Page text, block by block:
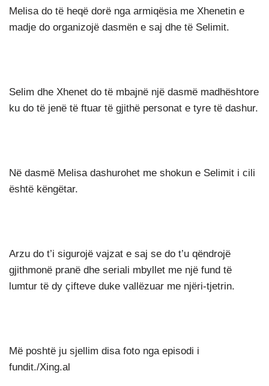
Melisa do të heqë dorë nga armiqësia me Xhenetin e
madje do organizojë dasmën e saj dhe të Selimit.
Selim dhe Xhenet do të mbajnë një dasmë madhështore
ku do të jenë të ftuar të gjithë personat e tyre të dashur.
Në dasmë Melisa dashurohet me shokun e Selimit i cili
është këngëtar.
Arzu do t’i sigurojë vajzat e saj se do t’u qëndrojë
gjithmonë pranë dhe seriali mbyllet me një fund të
lumtur të dy çifteve duke vallëzuar me njëri-tjetrin.
Më poshtë ju sjellim disa foto nga episodi i
fundit./Xing.al